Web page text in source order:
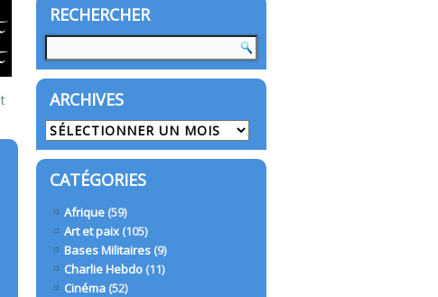
RECHERCHER
ARCHIVES
Archives
CATÉGORIES
Afrique (59)
Art et paix (105)
Bases Militaires (9)
Charlie Hebdo (11)
Cinéma (52)